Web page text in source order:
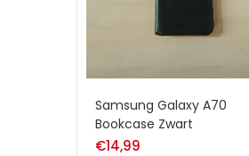
Samsung Galaxy A70
Bookcase Zwart
€14,99